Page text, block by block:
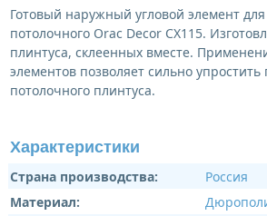
Готовый наружный угловой элемент
потолочного Orac Decor CX115.
плинтуса, склеенных вместе.
элементов позволяет сильно
потолочного плинтуса.
Характеристики
Страна производства:
Россия
Материал: